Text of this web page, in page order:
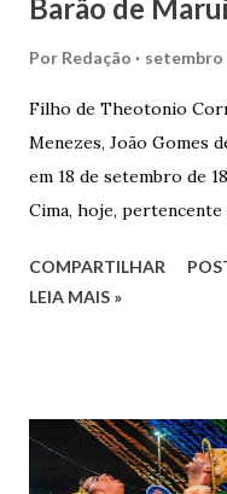
Barão de
Por Redação setembro
Filho de Theotonio
Menezes, João Gomes
em 18 de setembro de
Cima, hoje,
José de Faro Leitão,
indiciamento para
1862, transferiu-se
COMPARTILHAR
LEIA MAIS »